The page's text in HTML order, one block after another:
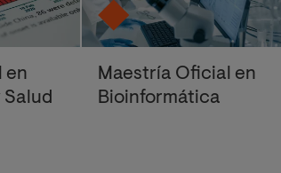
en
Salud
Maestría Oficial en
Bioinformática